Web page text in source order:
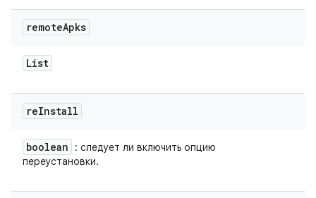
remoteApks
List
reInstall
boolean
: следует ли включить опцию
переустановки.